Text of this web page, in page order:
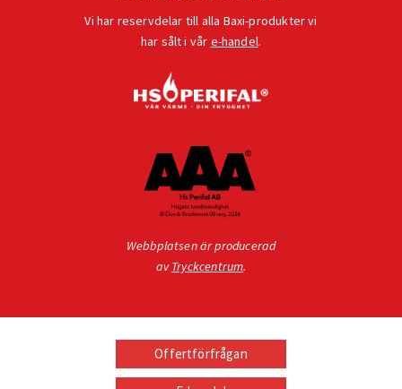
Vi har reservdelar till alla Baxi-produkter vi
har sålt i vår e-handel.
Webbplatsen är producerad
avTryckcentrum.
Offertförfrågan